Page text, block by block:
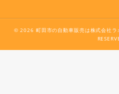
© 2026 町田市の自動車販売は株式会社ラ